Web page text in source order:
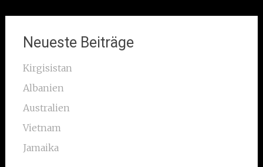
Neueste Beiträge
Kirgisistan
Albanien
Australien
Vietnam
Jamaika